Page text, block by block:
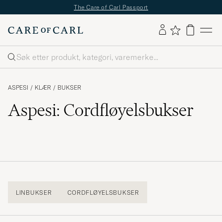
The Care of Carl Passport
Søk
ASPESI / KLÆR / BUKSER
Aspesi: Cordfløyelsbukser
LINBUKSER CORDFLØYELSBUKSER